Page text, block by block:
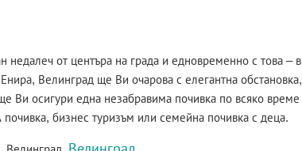
недалеч от центъра на града и едновременно с това – в
Велинград ще Ви очарова с елегантна обстановка,
Ви осигури една незабравима почивка по всяко време
бизнес туризъм или семейна почивка с деца.